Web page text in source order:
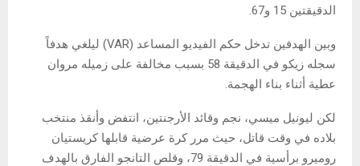
الدقيقتين 15 و67.
وبين الهدفين تدخل حكم الفيديو المساعد (VAR) ليلغي هدفاً
سجله زيكو في الدقيقة 58 بسبب مخالفة على زميله مروان
عطية أثناء بناء الهجمة.
لكن ليونيل ميسي، نجم وقائد الأرجنتين، انتفض وأنقذ منتخب
بلاده في وقت قاتل، حيث مرر كرة عرضية قابلها كريستيان
روميرو برأسية في الدقيقة 79، وقلص التانجو الفارق بالهدف